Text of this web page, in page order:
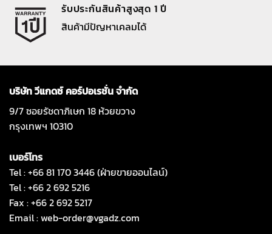
รับประกันสินค้าสูงสุด 1 ปี
สินค้ามีปัญหาเคลมได้
บริษัท วีแกดซ์ คอร์ปอเรชั่น จำกัด
9/7 ซอยรัชดาภิเษก 18 ห้วยขวาง
กรุงเทพฯ 10310
เบอร์โทร
Tel : +66 81 170 3446 (ฝ่ายขายออนไลน์)
Tel : +66 2 692 5216
Fax : +66 2 692 5217
Email :web-order@vgadz.com